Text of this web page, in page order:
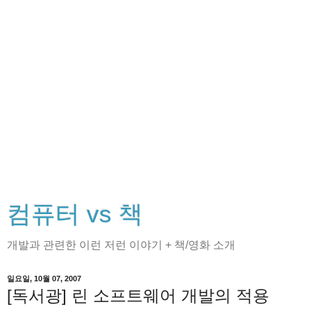
컴퓨터 vs 책
개발과 관련한 이런 저런 이야기 + 책/영화 소개
일요일, 10월 07, 2007
[독서광] 린 소프트웨어 개발의 적용